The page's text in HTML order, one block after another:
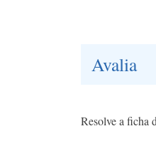
Avalia
Resolve a ficha